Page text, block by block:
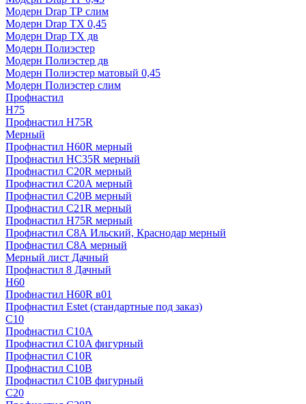
Модерн Drap ТР слим
Модерн Drap ТХ 0,45
Модерн Drap ТХ дв
Модерн Полиэстер
Модерн Полиэстер дв
Модерн Полиэстер матовый 0,45
Модерн Полиэстер слим
Профнастил
H75
Профнастил H75R
Мерный
Профнастил H60R мерный
Профнастил HC35R мерный
Профнастил С20R мерный
Профнастил С20А мерный
Профнастил С20В мерный
Профнастил С21R мерный
Профнастил Н75R мерный
Профнастил С8А Ильский, Краснодар мерный
Профнастил С8А мерный
Мерный лист Дачный
Профнастил 8 Дачный
Н60
Профнастил H60R в01
Профнастил Estet (стандартные под заказ)
C10
Профнастил С10A
Профнастил С10A фигурный
Профнастил С10R
Профнастил С10В
Профнастил С10В фигурный
C20